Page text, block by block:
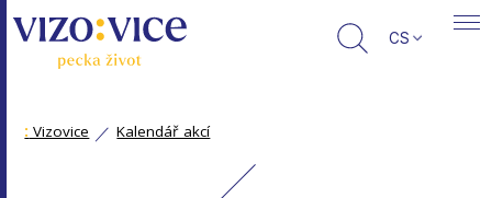
CS
: Vizovice Kalendář akcí